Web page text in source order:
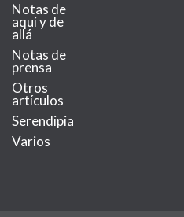
Notas de
aquí y de
allá
Notas de
prensa
Otros
artículos
Serendipia
Varios